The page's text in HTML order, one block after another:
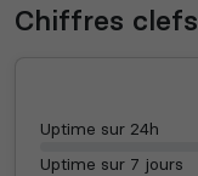
Chiffres clefs
Uptime sur 24h
Uptime sur 7 jours